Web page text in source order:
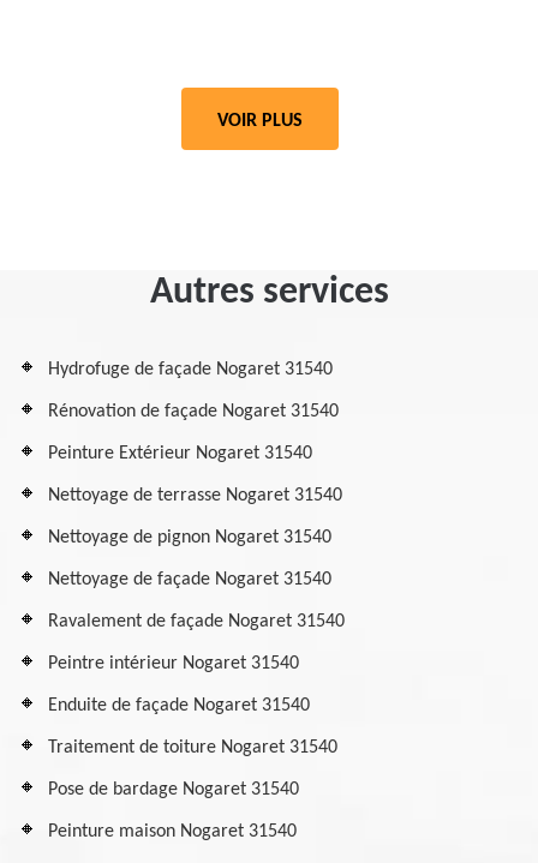
VOIR PLUS
Autres services
Hydrofuge de façade Nogaret 31540
Rénovation de façade Nogaret 31540
Peinture Extérieur Nogaret 31540
Nettoyage de terrasse Nogaret 31540
Nettoyage de pignon Nogaret 31540
Nettoyage de façade Nogaret 31540
Ravalement de façade Nogaret 31540
Peintre intérieur Nogaret 31540
Enduite de façade Nogaret 31540
Traitement de toiture Nogaret 31540
Pose de bardage Nogaret 31540
Peinture maison Nogaret 31540